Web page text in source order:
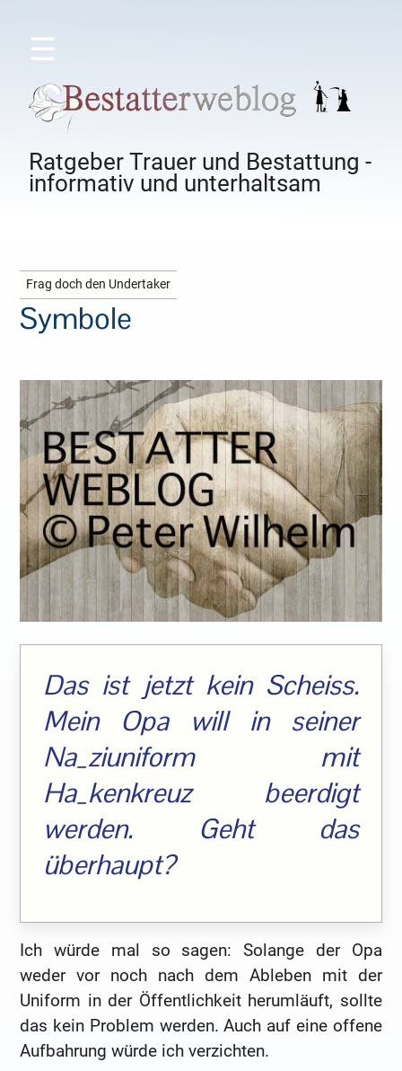
☰
Ratgeber Trauer und Bestattung -
informativ und unterhaltsam
Frag doch den Undertaker
Symbole
Das ist jetzt kein Scheiss.
Mein Opa will in seiner
Na_ziuniform mit
Ha_kenkreuz beerdigt
werden. Geht das
überhaupt?
Ich würde mal so sagen: Solange der Opa
weder vor noch nach dem Ableben mit der
Uniform in der Öffentlichkeit herumläuft, sollte
das kein Problem werden. Auch auf eine offene
Aufbahrung würde ich verzichten.